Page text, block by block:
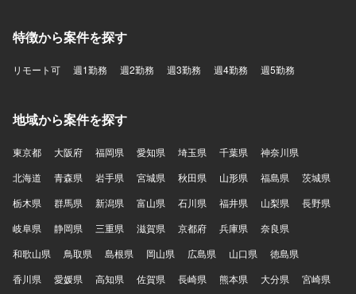
特徴から案件を探す
リモート可 週1勤務 週2勤務 週3勤務 週4勤務 週5勤務
地域から案件を探す
東京都 大阪府 福岡県 愛知県 埼玉県 千葉県
神奈川県
北海道
青森県 岩手県 宮城県 秋田県 山形県 福島県
茨城県
栃木県
群馬県 新潟県 富山県 石川県 福井県 山梨県
長野県
岐阜県
静岡県 三重県 滋賀県 京都府 兵庫県
奈良県
和歌山県
鳥取県 島根県 岡山県 広島県 山口県
徳島県
香川県
愛媛県 高知県 佐賀県 長崎県 熊本県 大分県 宮崎県